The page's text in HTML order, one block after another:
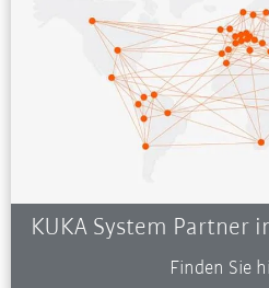
KUKA System Partner
Finden Sie